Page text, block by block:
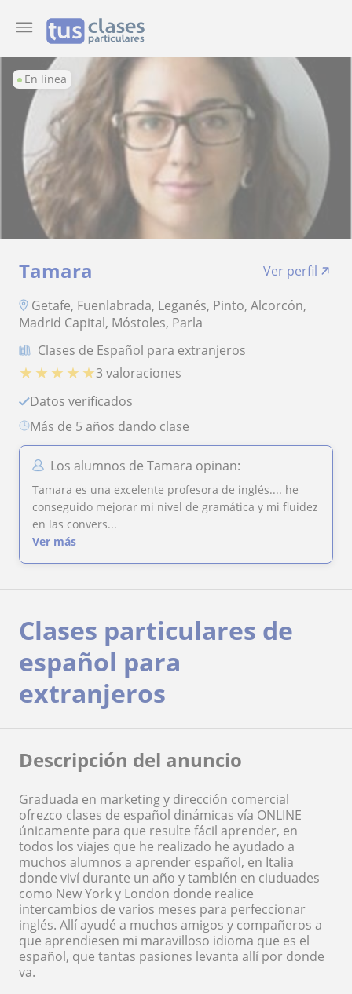
En línea
Tamara
Ver perfil
Getafe, Fuenlabrada, Leganés, Pinto, Alcorcón,
Madrid Capital, Móstoles, Parla
Clases de Español para extranjeros
★ ★ ★ ★ ★3 valoraciones
Datos verificados
más de 5 años dando clase
Los alumnos de Tamara opinan:
Tamara es una excelente profesora de inglés.... he
conseguido mejorar mi nivel de gramática y mi fluidez
en las convers...
Ver más
Clases particulares de
español para
extranjeros
Descripción del anuncio
Graduada en marketing y dirección comercial
ofrezco clases de español dinámicas vía ONLINE
únicamente para que resulte fácil aprender, en
todos los viajes que he realizado he ayudado a
muchos alumnos a aprender español, en Italia
donde viví durante un año y también en ciuduades
como New York y London donde realice
intercambios de varios meses para perfeccionar
inglés. Allí ayudé a muchos amigos y compañeros a
que aprendiesen mi maravilloso idioma que es el
español, que tantas pasiones levanta allí por donde
va.